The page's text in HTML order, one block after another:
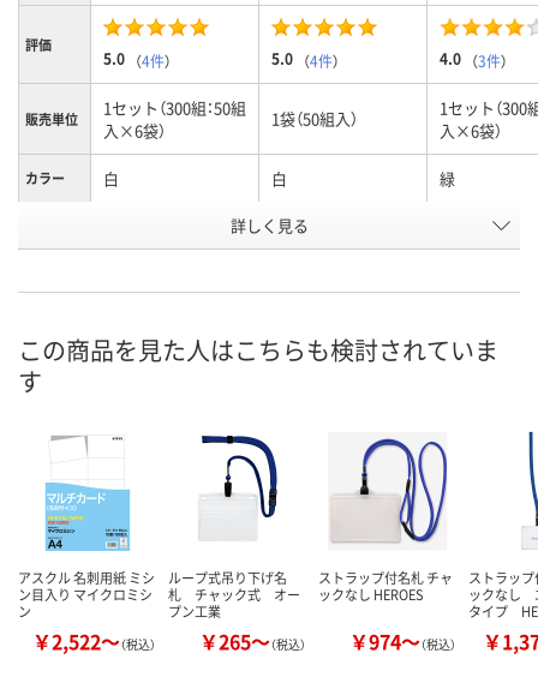
評価
5.0 （4件） 5.0 （4件） 4.0 （3件）
販売単位
1セット（300組：50組
入×6袋）
1袋（50組入）
1セット（300
入×6袋）
カラー 白 白 緑
377352
8月7日（金）
カゴへ カゴへ
詳しく見る
この商品を見た人はこちらも検討されていま
す
アスクル 名刺用紙 ミシ
ン目入り マイクロミシ
ン
￥2,522～（税込）
ループ式吊り下げ名
札 チャック式 オー
プン工業
￥265～（税込）
ストラップ付名札 チャ
ックなし HEROES
￥974～（税込）
ストラッ
ックなし
タイプ
￥